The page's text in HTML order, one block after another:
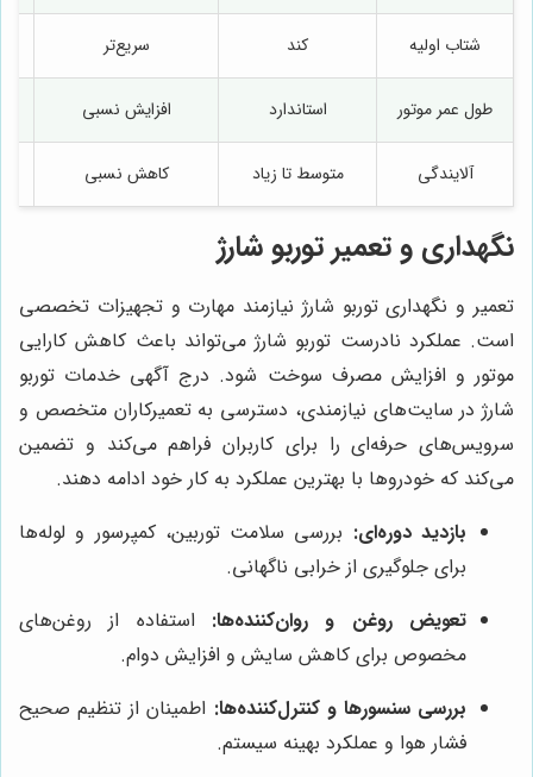
شتاب اولیه کند سریع‌تر
طول عمر موتور استاندارد افزایش نسبی
آلایندگی متوسط تا زیاد کاهش نسبی
نگهداری و تعمیر توربو شارژ
تعمیر و نگهداری توربو شارژ نیازمند مهارت و تجهیزات تخصصی
است. عملکرد نادرست توربو شارژ می‌تواند باعث کاهش کارایی
موتور و افزایش مصرف سوخت شود. درج آگهی خدمات توربو
شارژ در سایت‌های نیازمندی، دسترسی به تعمیرکاران متخصص و
سرویس‌های حرفه‌ای را برای کاربران فراهم می‌کند و تضمین
می‌کند که خودروها با بهترین عملکرد به کار خود ادامه دهند.
بازدید دوره‌ای: بررسی سلامت توربین، کمپرسور و لوله‌ها
برای جلوگیری از خرابی ناگهانی.
تعویض روغن و روان‌کننده‌ها: استفاده از روغن‌های
مخصوص برای کاهش سایش و افزایش دوام.
بررسی سنسورها و کنترل‌کننده‌ها: اطمینان از تنظیم صحیح
فشار هوا و عملکرد بهینه سیستم.